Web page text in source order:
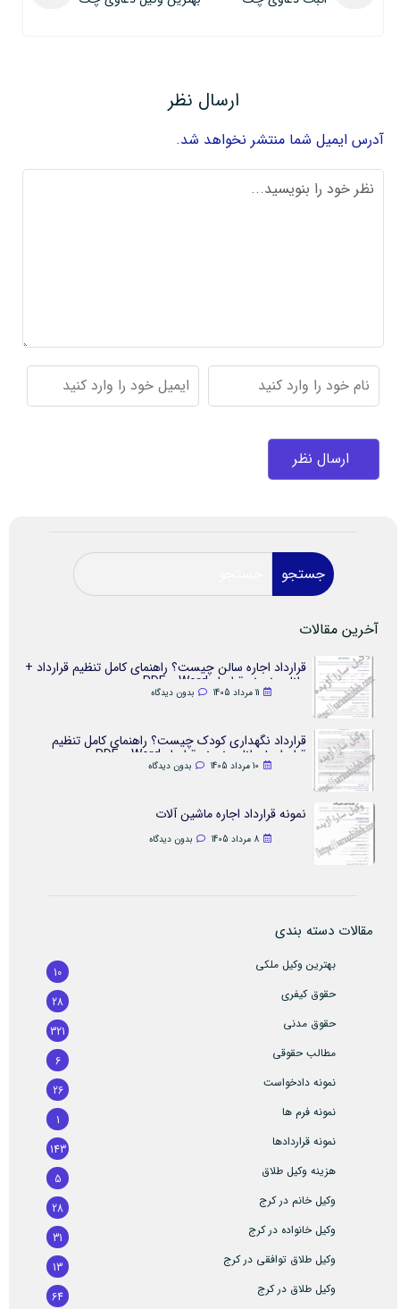
ارسال نظر
آدرس ایمیل شما منتشر نخواهد شد.
جستجو
آخرین مقالات
قرارداد اجاره سالن چیست؟ راهنمای کامل تنظیم قرارداد +
دانلود نمونه قرارداد Word و PDF
11 مرداد 1405 بدون دیدگاه
قرارداد نگهداری کودک چیست؟ راهنمای کامل تنظیم
قرارداد + دانلود نمونه قرارداد Word و PDF
10 مرداد 1405 بدون دیدگاه
نمونه قرارداد اجاره ماشین آلات
8 مرداد 1405 بدون دیدگاه
مقالات دسته بندی
بهترین وکیل ملکی
10
حقوق کیفری
28
حقوق مدنی
321
مطالب حقوقی
6
نمونه دادخواست
26
نمونه فرم ها
1
نمونه قراردادها
143
هزینه وکیل طلاق
5
وکیل خانم در کرج
28
وکیل خانواده در کرج
31
وکیل طلاق توافقی در کرج
13
وکیل طلاق در کرج
64